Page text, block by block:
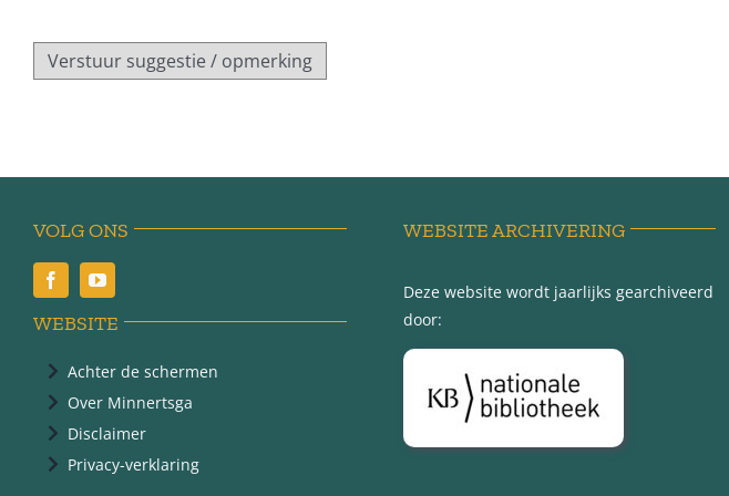
VOLG ONS
WEBSITE
Achter de schermen
Over Minnertsga
Disclaimer
Privacy-verklaring
WEBSITE ARCHIVERING
Deze website wordt jaarlijks gearchiveerd
door: